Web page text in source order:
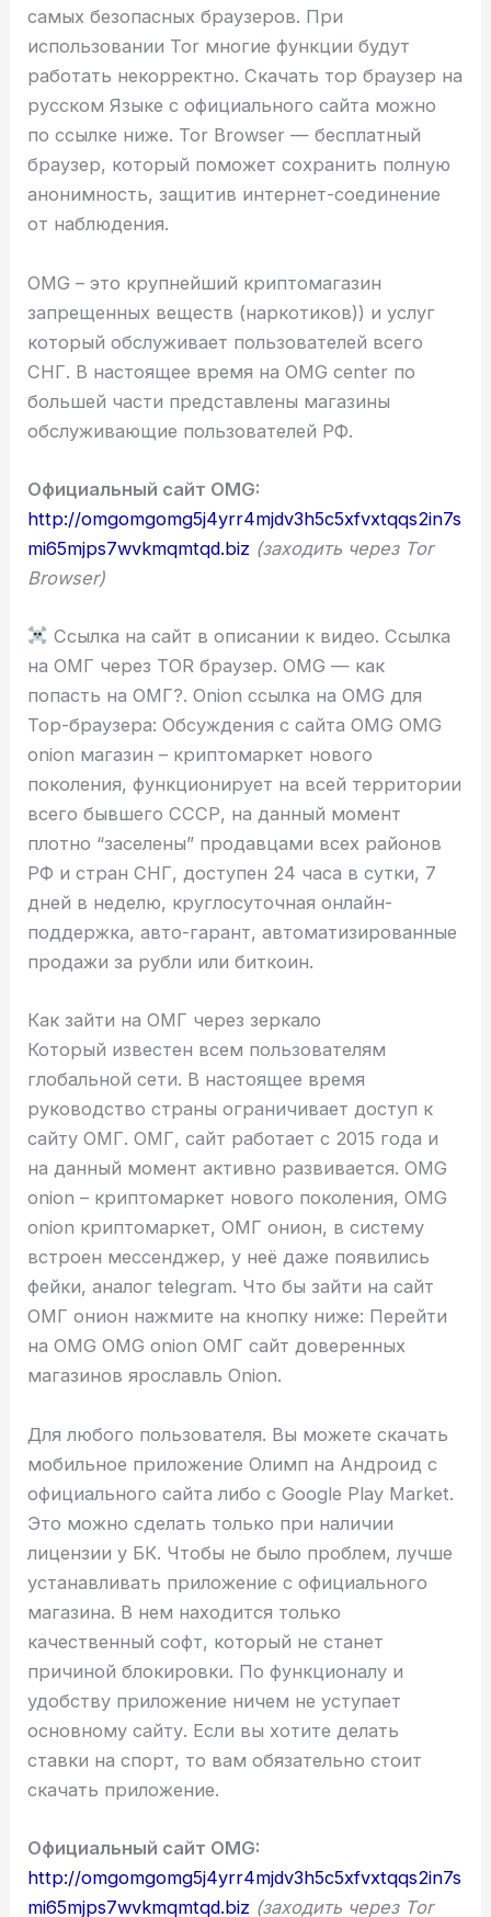
самых безопасных браузеров. При
использовании Tor многие функции будут
работать некорректно. Скачать тор браузер на
русском Языке с официального сайта можно
по ссылке ниже. Tor Browser — бесплатный
браузер, который поможет сохранить полную
анонимность, защитив интернет-соединение
от наблюдения.
OMG – это крупнейший криптомагазин
запрещенных веществ (наркотиков)) и услуг
который обслуживает пользователей всего
СНГ. В настоящее время на OMG center по
большей части представлены магазины
обслуживающие пользователей РФ.
Официальный сайт OMG:
http://omgomgomg5j4yrr4mjdv3h5c5xfvxtqqs2in7s
mi65mjps7wvkmqmtqd.biz (заходить через Tor
Browser)
Ссылка на сайт в описании к видео. Ссылка
на ОМГ через TOR браузер. OMG — как
попасть на ОМГ?. Onion ссылка на OMG для
Тор-браузера: Обсуждения с сайта OMG OMG
onion магазин – криптомаркет нового
поколения, функционирует на всей территории
всего бывшего СССР, на данный момент
плотно “заселены” продавцами всех районов
РФ и стран СНГ, доступен 24 часа в сутки, 7
дней в неделю, круглосуточная онлайн-
поддержка, авто-гарант, автоматизированные
продажи за рубли или биткоин.
Как зайти на ОМГ через зеркало
Который известен всем пользователям
глобальной сети. В настоящее время
руководство страны ограничивает доступ к
сайту ОМГ. ОМГ, сайт работает с 2015 года и
на данный момент активно развивается. OMG
onion – криптомаркет нового поколения, OMG
onion криптомаркет, ОМГ онион, в систему
встроен мессенджер, у неё даже появились
фейки, аналог telegram. Что бы зайти на сайт
ОМГ онион нажмите на кнопку ниже: Перейти
на OMG OMG onion ОМГ сайт доверенных
магазинов ярославль Onion.
Для любого пользователя. Вы можете скачать
мобильное приложение Олимп на Андроид с
официального сайта либо с Google Play Market.
Это можно сделать только при наличии
лицензии у БК. Чтобы не было проблем, лучше
устанавливать приложение с официального
магазина. В нем находится только
качественный софт, который не станет
причиной блокировки. По функционалу и
удобству приложение ничем не уступает
основному сайту. Если вы хотите делать
ставки на спорт, то вам обязательно стоит
скачать приложение.
Официальный сайт OMG:
http://omgomgomg5j4yrr4mjdv3h5c5xfvxtqqs2in7s
mi65mjps7wvkmqmtqd.biz (заходить через Tor